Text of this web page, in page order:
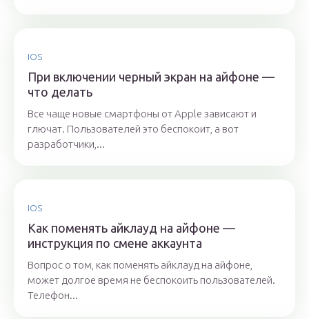
IOS
При включении черный экран на айфоне —
что делать
Все чаще новые смартфоны от Apple зависают и
глючат. Пользователей это беспокоит, а вот
разработчики,...
IOS
Как поменять айклауд на айфоне —
инструкция по смене аккаунта
Вопрос о том, как поменять айклауд на айфоне,
может долгое время не беспокоить пользователей.
Телефон...